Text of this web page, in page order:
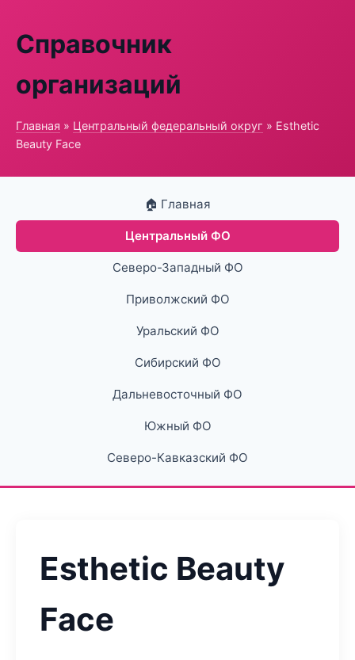
Справочник
организаций
Главная » Центральный федеральный округ » Esthetic
Beauty Face
🏠 Главная
Центральный ФО
Северо-Западный ФО
Приволжский ФО
Уральский ФО
Сибирский ФО
Дальневосточный ФО
Южный ФО
Северо-Кавказский ФО
Esthetic Beauty
Face